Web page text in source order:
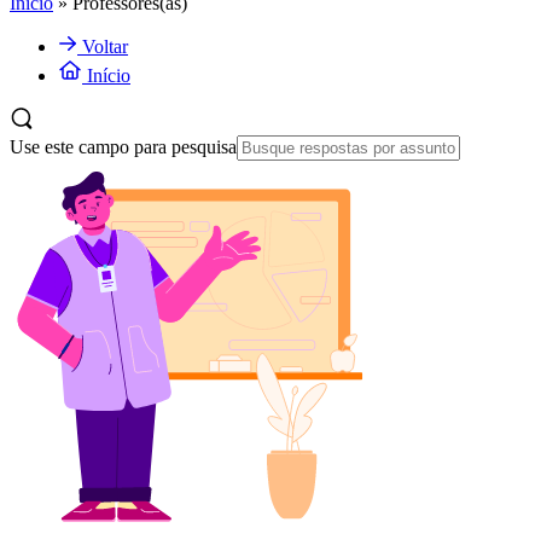
Voltar
Início
Use este campo para pesquisa